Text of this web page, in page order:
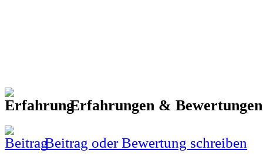
Erfahrungen &
Beitrag oder Bewertung schreiben